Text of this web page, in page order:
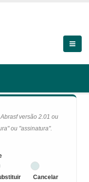
versão 2.01 ou
ou "assinatura".
Cancelar